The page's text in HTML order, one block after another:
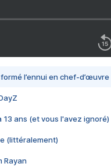
l’ennui en chef-d’œuvre
13 ans (et vous l'avez ignoré)
(littéralement)
Rayan